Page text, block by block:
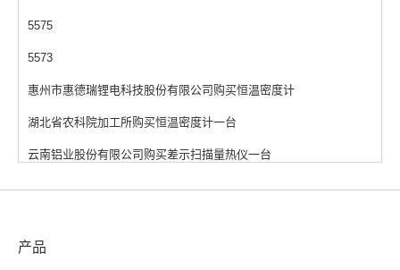
5575
5573
惠州市惠德瑞锂电科技股份有限公司购买恒温密度计
湖北省农科院加工所购买恒温密度计一台
云南铝业股份有限公司购买差示扫描量热仪一台
产品